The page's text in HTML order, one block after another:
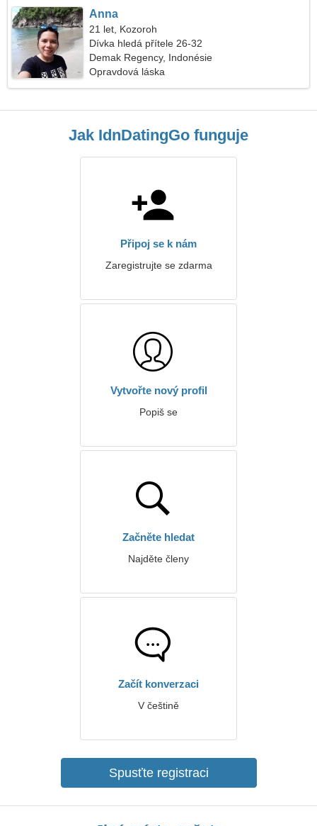
Anna
21 let, Kozoroh
Dívka hledá přítele 26-32
Demak Regency, Indonésie
Opravdová láska
Jak IdnDatingGo funguje
Připoj se k nám
Zaregistrujte se zdarma
Vytvořte nový profil
Popiš se
Začněte hledat
Najděte členy
Začít konverzaci
V češtině
Spusťte registraci